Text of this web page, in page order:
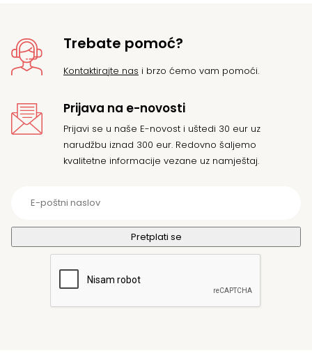
Trebate pomoć?
Kontaktirajte nas i brzo ćemo vam pomoći.
Prijava na e-novosti
Prijavi se u naše E-novost i uštedi 30 eur uz
narudžbu iznad 300 eur. Redovno šaljemo
kvalitetne informacije vezane uz namještaj.